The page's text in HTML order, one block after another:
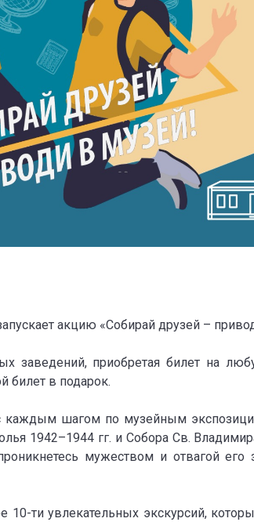
акцию «Собирай друзей –
приобретая билет на
билет в подарок.
каждым шагом по музейным
1942–1944 гг. и Собора Св.
мужеством и отвагой
10-ти увлекательных экскурсий,